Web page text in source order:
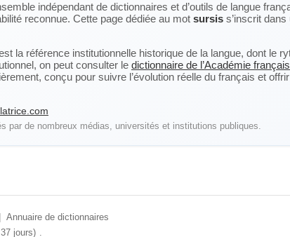
indépendant de dictionnaires et d’outils de langue
reconnue. Cette page dédiée au mot sursis s’inscrit
la référence institutionnelle historique de la langue, dont le
on peut consulter le dictionnaire de l’Académie
conçu pour suivre l’évolution réelle du français et
par de nombreux médias, universités et institutions publiques.
Annuaire de dictionnaires
jours) .